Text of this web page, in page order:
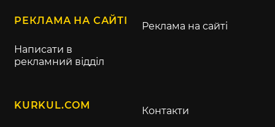
РЕКЛАМА НА САЙТІ
Написати в
рекламний відділ
Реклама на сайті
KURKUL.COM Контакти